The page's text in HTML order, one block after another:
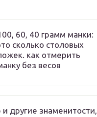
60, 40 грамм манки:
сколько столовых
как отмерить
без весов
другие знаменитости,